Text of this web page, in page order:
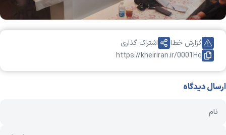
https://kheiriran.ir/0001Hq
گزارش خطا اشتراک گذاری
ارسال دیدگاه